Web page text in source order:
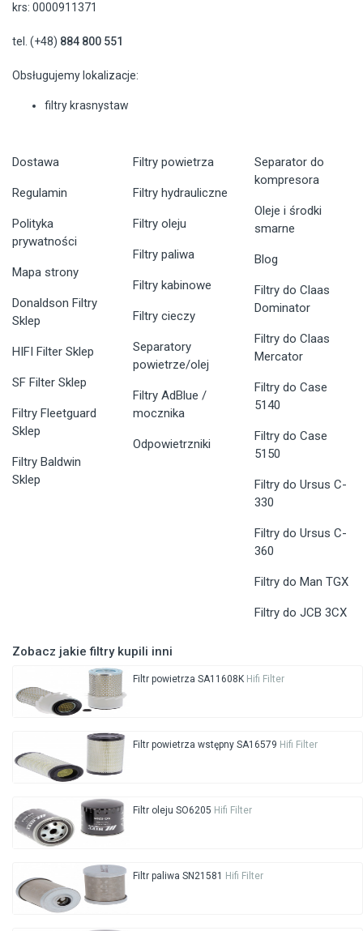
krs: 0000911371
tel. (+48) 884 800 551
Obsługujemy lokalizacje:
filtry krasnystaw
Dostawa
Regulamin
Polityka
prywatności
Mapa strony
Donaldson Filtry
Sklep
HIFI Filter Sklep
SF Filter Sklep
Filtry Fleetguard
Sklep
Filtry Baldwin
Sklep
Filtry powietrza
Filtry hydrauliczne
Filtry oleju
Filtry paliwa
Filtry kabinowe
Filtry cieczy
Separatory
powietrze/olej
Filtry AdBlue /
mocznika
Odpowietrzniki
Separator do
kompresora
Oleje i środki
smarne
Blog
Filtry do Claas
Dominator
Filtry do Claas
Mercator
Filtry do Case
5140
Filtry do Case
5150
Filtry do Ursus C-
330
Filtry do Ursus C-
360
Filtry do Man TGX
Filtry do JCB 3CX
Zobacz jakie filtry kupili inni
Filtr powietrza SA11608K Hifi Filter
Filtr powietrza wstępny SA16579 Hifi Filter
Filtr oleju SO6205 Hifi Filter
Filtr paliwa SN21581 Hifi Filter